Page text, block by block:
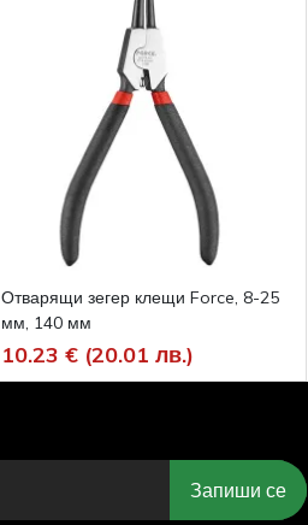
Отварящи зегер клещи Force, 8-25
мм, 140 мм
10.23 € (20.01 лв.)
Запиши се